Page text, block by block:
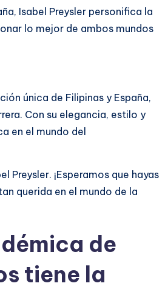
Isabel Preysler personifica la
lo mejor de ambos mundos
única de Filipinas y España,
Con su elegancia, estilo y
en el mundo del
Preysler. ¡Esperamos que hayas
querida en el mundo de la
de
tiene la